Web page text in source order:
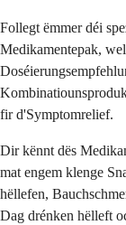
Follegt ëmmer déi
Medikamentepak,
fir d'Symptomrelief.
Dir kënnt dës
mat engem klenge
hëllefen,
Dag drénken hëlleft